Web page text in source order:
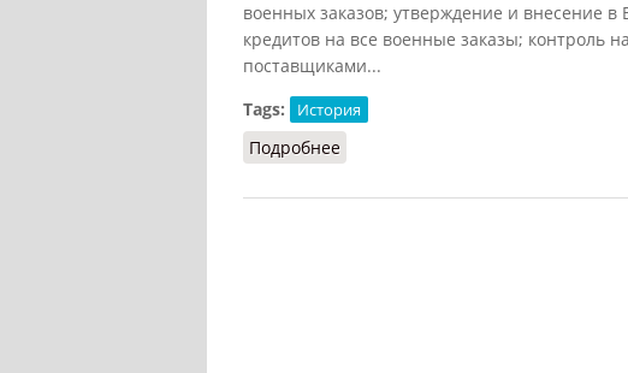
военных заказов; утверждение и внесение
кредитов на все военные заказы; контроль
поставщиками...
Tags:
История
Подробнее